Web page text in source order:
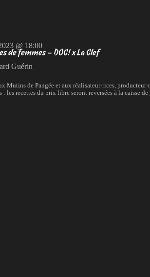
@ 18:00
de femmes – DOC! x La Clef
Guérin
Mutins de Pangée et aux réalisateur·rices,
: les recettes du prix libre seront reversées à la caisse de